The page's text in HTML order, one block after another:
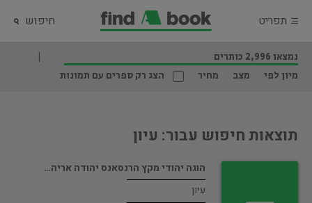
תפריט חיפוש
נמצאו 2,996 כותרים
מיון לפי
מצב מחיר הצג רק ספרים עם תמונות
תוצאות חיפוש עבור: עיון
הוגה יהודי מקץ הרנסאנס יהודה אריה…
עיון